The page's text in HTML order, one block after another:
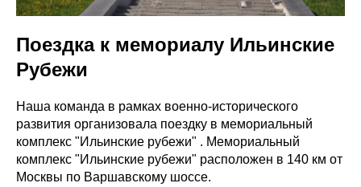
Поездка к мемориалу Ильинские
Рубежи
Наша команда в рамках военно-исторического
развития организовала поездку в мемориальный
комплекс "Ильинские рубежи" . Мемориальный
комплекс "Ильинские рубежи" расположен в 140 км от
Москвы по Варшавскому шоссе.